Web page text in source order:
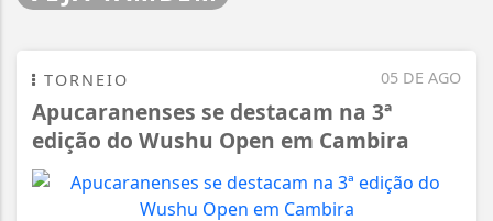
05 DE AGO
TORNEIO
Apucaranenses se destacam na 3ª
edição do Wushu Open em Cambira